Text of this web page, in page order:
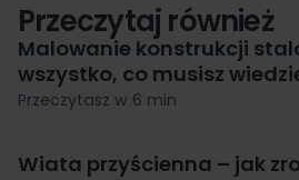
Przeczytaj również
Malowanie konstrukcji
wszystko, co musisz
Przeczytasz w 6 min
Wiata przyścienna – jak